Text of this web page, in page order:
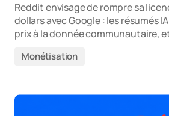
Reddit envisage de rompre sa
dollars avec Google : les résumés
prix à la donnée communautaire,
Monétisation